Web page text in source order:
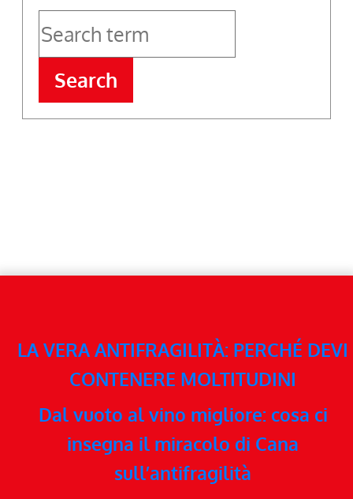
Search
LA VERA ANTIFRAGILITÀ: PERCHÉ DEVI
CONTENERE MOLTITUDINI
Dal vuoto al vino migliore: cosa ci
insegna il miracolo di Cana
sull’antifragilità